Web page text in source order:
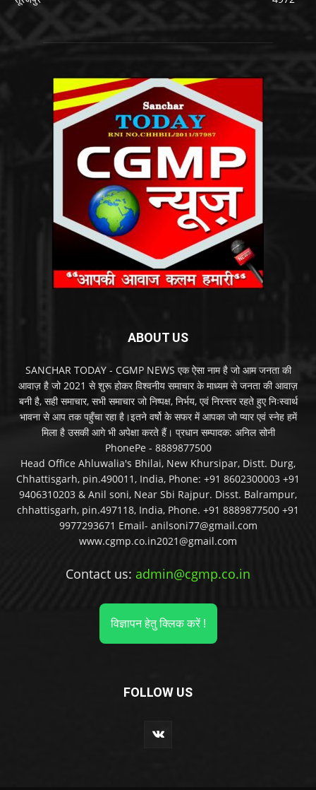
आवाज़ है जो 2021 से शुरू होकर विश्वनीय समाचार के माध्यम से जनता की आवाज़
बनी है, सही समाचार, सभी समाचार जो निष्पक्ष, निर्भय, एवं निरन्तर रहते हुए निःस्वार्थ
भावना से आप तक पहुँचा रहा है।इतने वर्षो के सफर में आपका जो प्यार एवं स्नेह हमें
मिला है उसकी आगे भी अपेक्षा करते हैं। प्रधान सम्पादक: अनिल सोनी
PhonePe - 8889877500
Head Office Ahluwalia's Bhilai, New Khursipar, Distt. Durg,
Chhattisgarh, pin.490011, India, Phone: +91 8602300003 +91
9406310203 & Anil soni, Near Sbi Rajpur. Disst. Balrampur,
chhattisgarh, pin.497118, India, Phone. +91 8889877500 +91
9977293671 Email- anilsoni77@gmail.com
www.cgmp.co.in2021@gmail.com